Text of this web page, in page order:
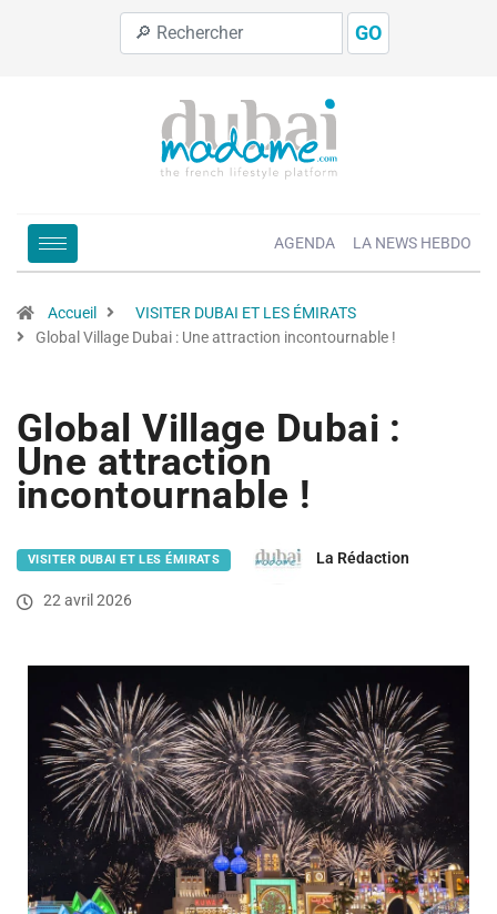
GO
AGENDA LA NEWS HEBDO
Accueil
VISITER DUBAI ET LES ÉMIRATS
Global Village Dubai : Une attraction incontournable !
Global Village Dubai :
Une attraction
incontournable !
VISITER DUBAI ET LES ÉMIRATS La Rédaction
22 avril 2026